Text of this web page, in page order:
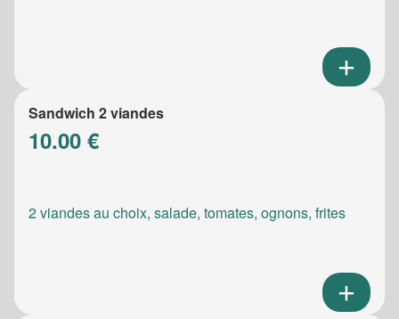
Sandwich 2 viandes
10.00 €
2 viandes au choix, salade, tomates, ognons, frites